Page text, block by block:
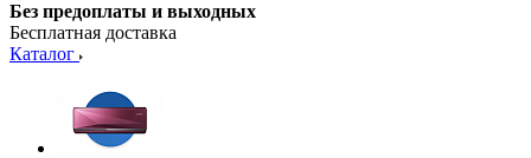
Без предоплаты и выходных
Бесплатная доставка
Каталог